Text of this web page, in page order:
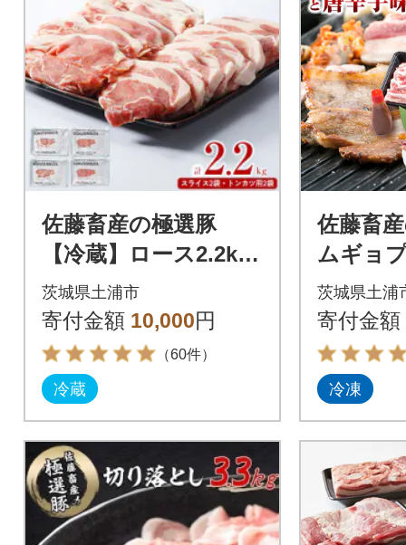
佐藤畜産の極選豚
【冷蔵】ロース2.2kg
セット
茨城県土浦市
寄付金額 10,000円
（60件）
冷蔵
佐藤畜
ムギョ
肉2kgと
ット
茨城県土浦
寄付金額
冷凍